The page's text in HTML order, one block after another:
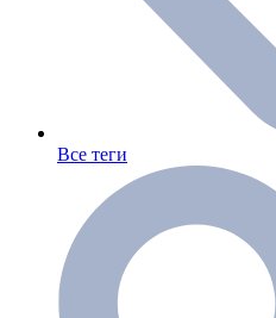
Все теги